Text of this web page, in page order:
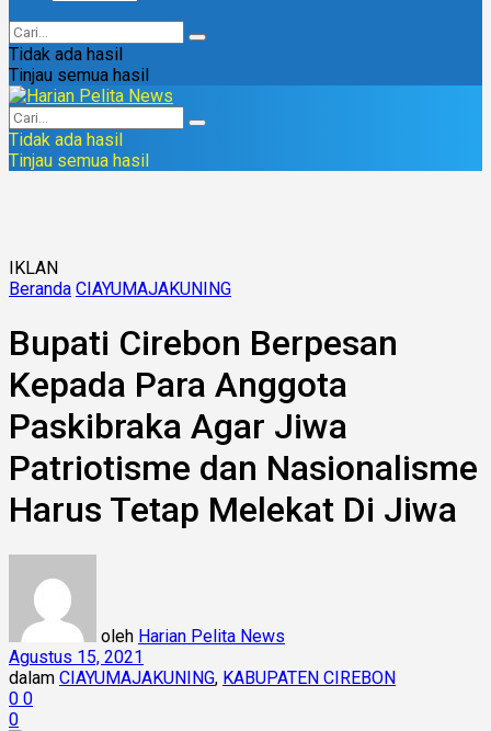
Tidak ada hasil
Tinjau semua hasil
Tidak ada hasil
Tinjau semua hasil
IKLAN
Beranda CIAYUMAJAKUNING
Bupati Cirebon Berpesan
Kepada Para Anggota
Paskibraka Agar Jiwa
Patriotisme dan Nasionalisme
Harus Tetap Melekat Di Jiwa
oleh Harian Pelita News
Agustus 15, 2021
dalam CIAYUMAJAKUNING, KABUPATEN CIREBON
0 0
0